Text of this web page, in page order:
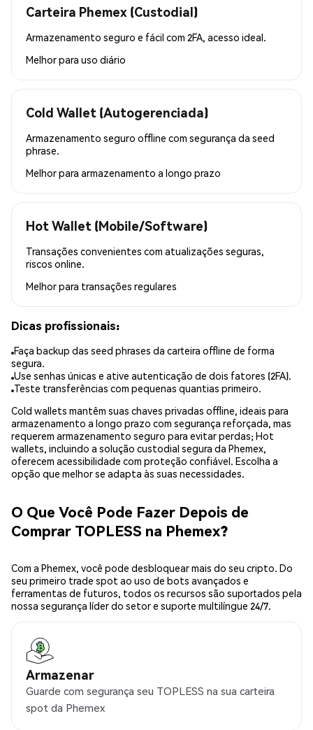
Carteira Phemex (Custodial)
Armazenamento seguro e fácil com 2FA, acesso ideal.
Melhor para uso diário
Cold Wallet (Autogerenciada)
Armazenamento seguro offline com segurança da seed
phrase.
Melhor para armazenamento a longo prazo
Hot Wallet (Mobile/Software)
Transações convenientes com atualizações seguras,
riscos online.
Melhor para transações regulares
Dicas profissionais:
Faça backup das seed phrases da carteira offline de forma
segura.
Use senhas únicas e ative autenticação de dois fatores (2FA).
Teste transferências com pequenas quantias primeiro.
Cold wallets mantêm suas chaves privadas offline, ideais para
armazenamento a longo prazo com segurança reforçada, mas
requerem armazenamento seguro para evitar perdas; Hot
wallets, incluindo a solução custodial segura da Phemex,
oferecem acessibilidade com proteção confiável. Escolha a
opção que melhor se adapta às suas necessidades.
O Que Você Pode Fazer Depois de
Comprar TOPLESS na Phemex?
Com a Phemex, você pode desbloquear mais do seu cripto. Do
seu primeiro trade spot ao uso de bots avançados e
ferramentas de futuros, todos os recursos são suportados pela
nossa segurança líder do setor e suporte multilíngue 24/7.
Armazenar
Guarde com segurança seu TOPLESS na sua carteira
spot da Phemex